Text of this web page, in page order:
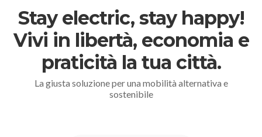
Stay electric, stay happy!
Vivi in libertà, economia e
praticità la tua città.
La giusta soluzione per una mobilità alternativa e
sostenibile